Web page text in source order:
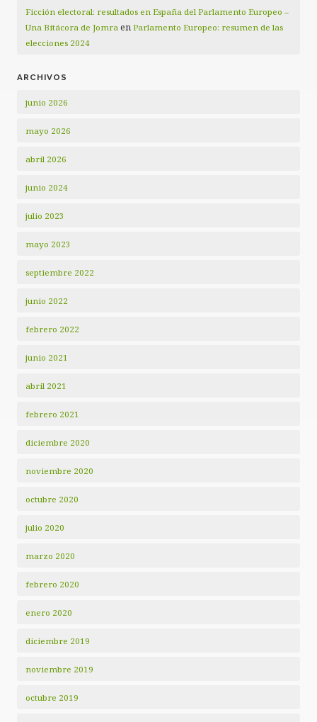
Ficción electoral: resultados en España del Parlamento Europeo –
Una Bitácora de Jomra en Parlamento Europeo: resumen de las
elecciones 2024
ARCHIVOS
junio 2026
mayo 2026
abril 2026
junio 2024
julio 2023
mayo 2023
septiembre 2022
junio 2022
febrero 2022
junio 2021
abril 2021
febrero 2021
diciembre 2020
noviembre 2020
octubre 2020
julio 2020
marzo 2020
febrero 2020
enero 2020
diciembre 2019
noviembre 2019
octubre 2019